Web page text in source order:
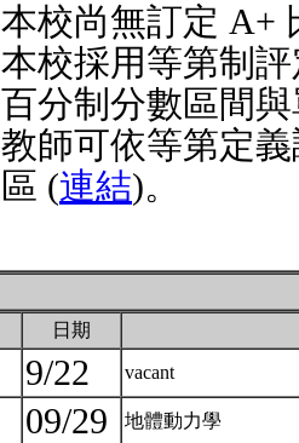
本校尚無訂定 A+
本校採用等第制
百分制分數區間
教師可依等第定
區 (連結)。
日期
9/22 vacant
09/29 地體動力學